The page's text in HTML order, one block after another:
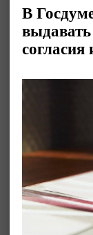
В
согласия